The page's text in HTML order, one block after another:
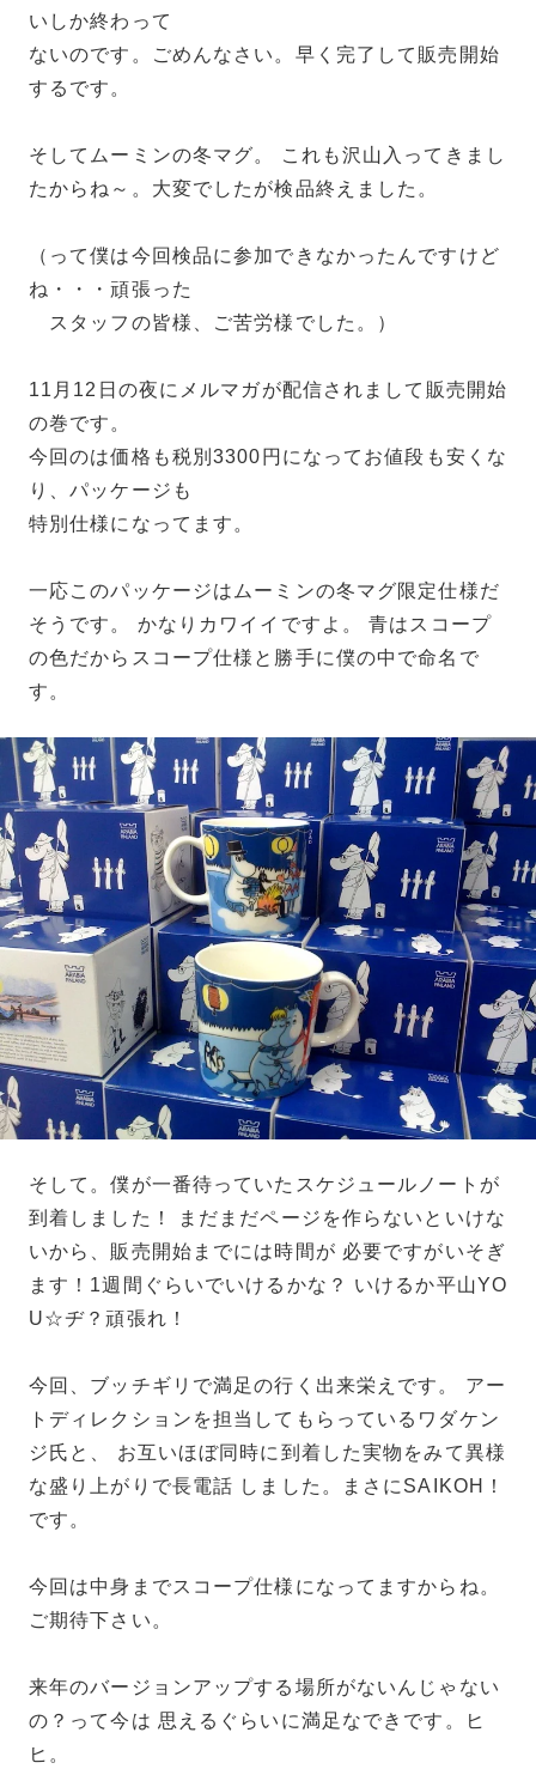
いしか終わって
ないのです。ごめんなさい。早く完了して販売開始
するです。
そしてムーミンの冬マグ。 これも沢山入ってきまし
たからね～。大変でしたが検品終えました。
（って僕は今回検品に参加できなかったんですけど
ね・・・頑張った
スタッフの皆様、ご苦労様でした。）
11月12日の夜にメルマガが配信されまして販売開始
の巻です。
今回のは価格も税別3300円になってお値段も安くな
り、パッケージも
特別仕様になってます。
一応このパッケージはムーミンの冬マグ限定仕様だ
そうです。 かなりカワイイですよ。 青はスコープ
の色だからスコープ仕様と勝手に僕の中で命名で
す。
そして。僕が一番待っていたスケジュールノートが
到着しました！ まだまだページを作らないといけな
いから、販売開始までには時間が 必要ですがいそぎ
ます！1週間ぐらいでいけるかな？ いけるか平山YO
U☆ヂ？頑張れ！
今回、ブッチギリで満足の行く出来栄えです。 アー
トディレクションを担当してもらっているワダケン
ジ氏と、 お互いほぼ同時に到着した実物をみて異様
な盛り上がりで長電話 しました。まさにSAIKOH！
です。
今回は中身までスコープ仕様になってますからね。
ご期待下さい。
来年のバージョンアップする場所がないんじゃない
の？って今は 思えるぐらいに満足なできです。ヒ
ヒ。